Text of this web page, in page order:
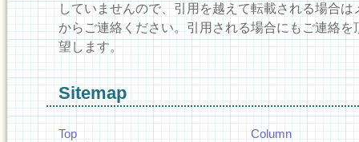
していませんので、引用を越えて転載される場合は
からご連絡ください。引用される場合にもご連絡を
望します。
Sitemap
Top Column